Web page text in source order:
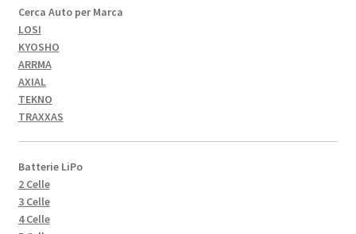
Cerca Auto per Marca
LOSI
KYOSHO
ARRMA
AXIAL
TEKNO
TRAXXAS
Batterie LiPo
2 Celle
3 Celle
4 Celle